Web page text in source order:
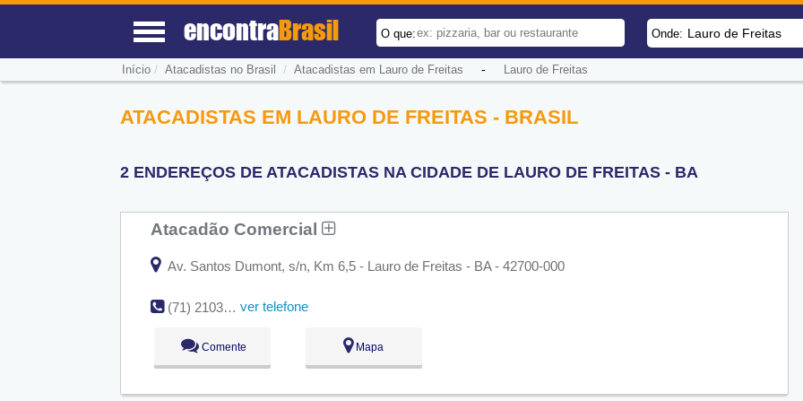
encontraBrasil O que: Onde: Lauro de Freitas
Início/ Atacadistas no Brasil / Atacadistas em Lauro de Freitas - Lauro de Freitas
ATACADISTAS EM LAURO DE FREITAS - BRASIL
2 ENDEREÇOS DE ATACADISTAS NA CIDADE DE LAURO DE FREITAS - BA
Atacadão Comercial
Av. Santos Dumont, s/n, Km 6,5 - Lauro de Freitas - BA - 42700-000
(71) 2103-7444 ver telefone
Comente Mapa